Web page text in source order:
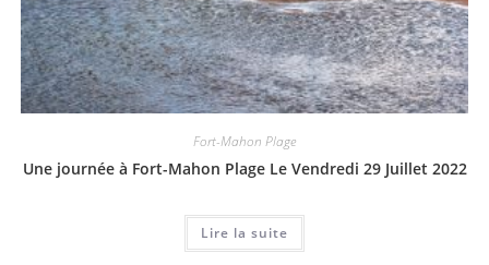
Fort-Mahon Plage
Une journée à Fort-Mahon Plage Le Vendredi 29 Juillet 2022
Lire la suite